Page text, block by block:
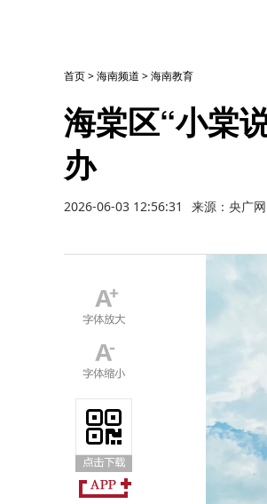
首页>海南频道 >海南教育
海棠区“小棠
办
2026-06-03 12:56:31 来源：央广网